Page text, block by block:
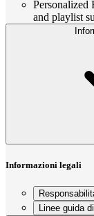
Personalized
and playlist
Informazioni legali
Linee guida